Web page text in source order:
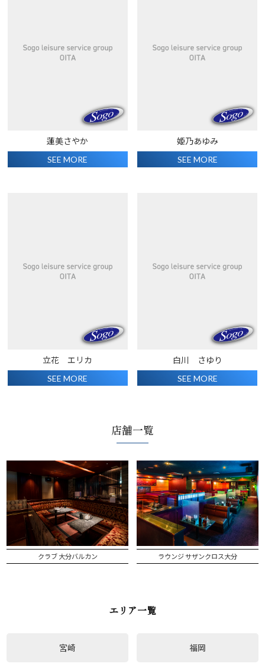
蓮美さやか
SEE MORE
姫乃あゆみ
SEE MORE
立花 エリカ
SEE MORE
白川 さゆり
SEE MORE
店舗一覧
クラブ 大分バルカン ラウンジ サザンクロス大分
エリア一覧
宮崎 福岡